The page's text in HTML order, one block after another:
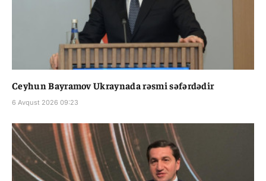
Ceyhun Bayramov Ukraynada rəsmi səfərdədir
6 Avqust 2026 09:23